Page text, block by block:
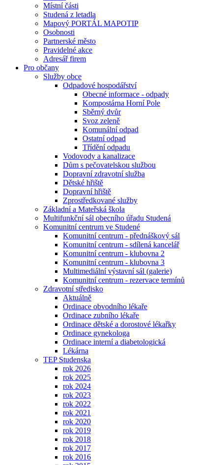
Místní části
Studená z letadla
Mapový PORTÁL MAPOTIP
Osobnosti
Partnerské město
Pravidelné akce
Adresář firem
Pro občany
Služby obce
Odpadové hospodářství
Obecné informace - odpady
Kompostárna Horní Pole
Sběrný dvůr
Svoz zeleně
Komunální odpad
Ostatní odpad
Třídění odpadu
Vodovody a kanalizace
Dům s pečovatelskou službou
Dopravní zdravotní služba
Dětské hřiště
Dopravní hřiště
Zprostředkované služby
Základní a Mateřská škola
Multifunkční sál obecního úřadu Studená
Komunitní centrum ve Studené
Komunitní centrum - přednáškový sál
Komunitní centrum - sdílená kancelář
Komunitní centrum - klubovna 2
Komunitní centrum - klubovna 3
Multimediální výstavní sál (galerie)
Komunitní centrum - rezervace termínů
Zdravotní středisko
Aktuálně
Ordinace obvodního lékaře
Ordinace zubního lékaře
Ordinace dětské a dorostové lékařky
Ordinace gynekologa
Ordinace interní a diabetologická
Lékárna
TEP Studenska
rok 2026
rok 2025
rok 2024
rok 2023
rok 2022
rok 2021
rok 2020
rok 2019
rok 2018
rok 2017
rok 2016